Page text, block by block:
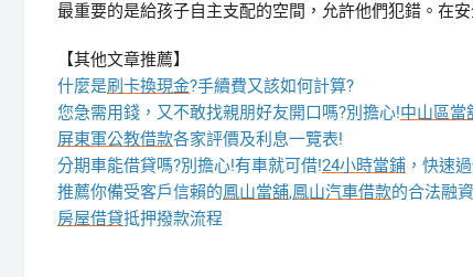
最重要的是給孩子自主支配的空間，允許他們犯錯。在
【其他文章推薦】
什麼是刷卡換現金?手續費又該如何計算?
您急需用錢，又不敢找親朋好友開口嗎?別擔心!中山區當
屏東軍公教借款各家評價及利息一覽表!
分期車能借貸嗎?別擔心!有車就可借!24小時當鋪 ，快速
推薦你備受客戶信賴的鳳山當舖,鳳山汽車借款的合法融
房屋借貸抵押撥款流程